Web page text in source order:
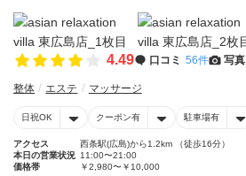
4.49 口コミ 56件 写真
整体 エステ マッサージ
日祝OK クーポン有 駐車場有
アクセス
西条駅(広島)から1.2km （徒歩16分）
本日の営業状況 11:00〜21:00
価格帯
￥2,980〜￥10,000